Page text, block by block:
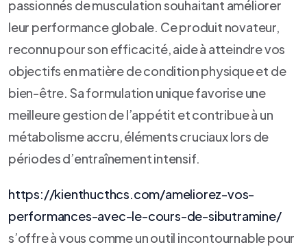
passionnés de musculation souhaitant améliorer
leur performance globale. Ce produit novateur,
reconnu pour son efficacité, aide à atteindre vos
objectifs en matière de condition physique et de
bien-être. Sa formulation unique favorise une
meilleure gestion de l’appétit et contribue à un
métabolisme accru, éléments cruciaux lors de
périodes d’entraînement intensif.
https://kienthucthcs.com/ameliorez-vos-
performances-avec-le-cours-de-sibutramine/
s’offre à vous comme un outil incontournable pour